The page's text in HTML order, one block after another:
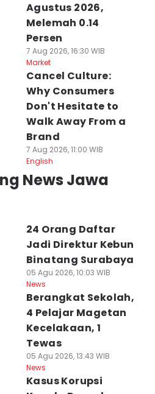
Suara
1 Surabaya
Empat
di
Agu 2026, 11:59 WIB
Pengacara No
Viral No
Cak Sholeh
07 Agu 2026,
Agustus 2026,
Melemah 0.14
Persen
7 Aug 2026, 16:30 WIB
Market
Cancel Culture:
Why Consumers
Don't Hesitate to
Walk Away From a
Brand
7 Aug 2026, 11:00 WIB
English
News Jawa
24 Orang Daftar
Jadi Direktur Kebun
Binatang Surabaya
05 Agu 2026, 10:03 WIB
News
Berangkat Sekolah,
4 Pelajar Magetan
Kecelakaan, 1
Tewas
05 Agu 2026, 13:43 WIB
News
Kasus Korupsi